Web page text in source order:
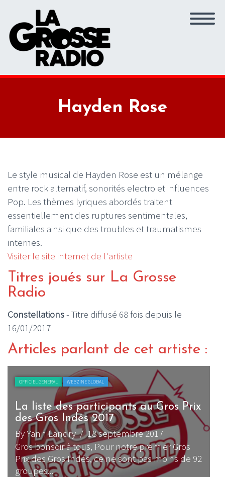
Hayden Rose
Le style musical de Hayden Rose est un mélange
entre rock alternatif, sonorités electro et influences
Pop. Les thèmes lyriques abordés traitent
essentiellement des ruptures sentimentales,
familiales ainsi que des troubles et traumatismes
internes.
Visiter le site internet de l'artiste
Titres joués sur La Grosse
Radio
Constellations- Titre diffusé 68 fois depuis le
16/01/2017
Articles parlant de cet artiste :
OFFICIEL GENERAL WEBZINE GLOBAL
La liste des participants au Gros Prix
des Gros Indés 2017
By Yann Landry/ 18 septembre 2017
Gros bonsoir à tous, Pour notre premier Gros
Prix des Gros Indés, ce ne sont pas moins de 92
groupes...